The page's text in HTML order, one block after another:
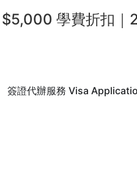
學費折扣
簽證代辦服務 Visa